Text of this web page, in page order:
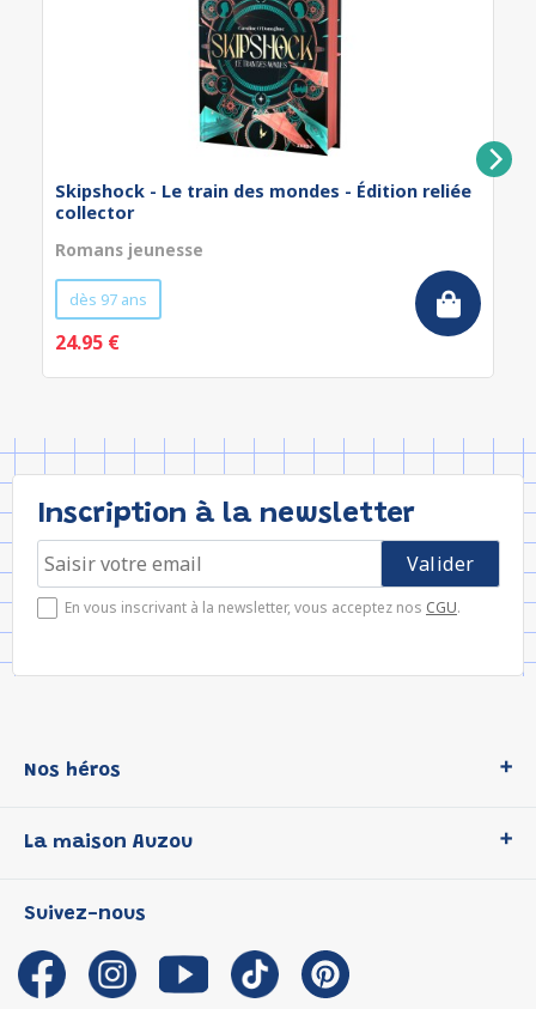
Skipshock - Le train des mondes - Édition reliée
collector
Romans jeunesse
dès 97 ans
24.95 €
Inscription à la newsletter
En vous inscrivant à la newsletter, vous acceptez nos CGU.
Nos héros
P'tit Loup
Les Influenceuses
Migali
Petite Taupe
La maison Auzou
Notre histoire
Auzou s'engage
Auteurs et illustrateurs Auzou
Suivez-nous